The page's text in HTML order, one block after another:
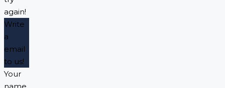
again!
Write
a
email
to us!
Your